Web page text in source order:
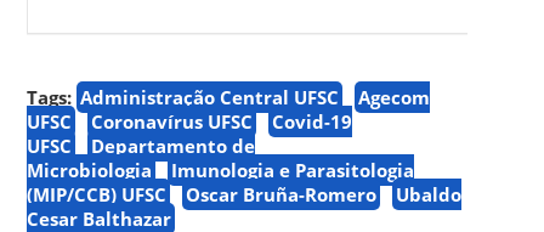
Tags: Administração Central UFSC
Agecom
UFSC
Coronavírus UFSC
Covid-19
UFSC
Departamento de
Microbiologia
Imunologia e Parasitologia
(MIP/CCB) UFSC
Oscar Bruña-Romero
Ubaldo
Cesar Balthazar